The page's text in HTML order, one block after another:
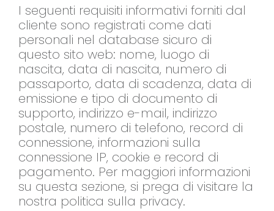
I seguenti requisiti informativi forniti dal
cliente sono registrati come dati
personali nel database sicuro di
questo sito web: nome, luogo di
nascita, data di nascita, numero di
passaporto, data di scadenza, data di
emissione e tipo di documento di
supporto, indirizzo e-mail, indirizzo
postale, numero di telefono, record di
connessione, informazioni sulla
connessione IP, cookie e record di
pagamento. Per maggiori informazioni
su questa sezione, si prega di visitare la
nostra politica sulla privacy.